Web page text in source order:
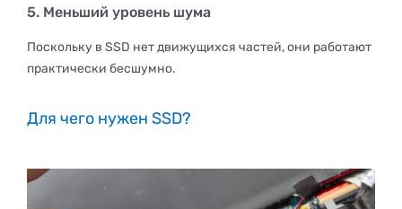
5. Меньший уровень шума
Поскольку в SSD нет движущихся частей, они работают
практически бесшумно.
Для чего нужен SSD?